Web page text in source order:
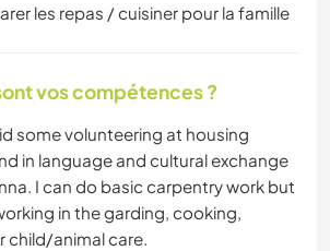
les repas / cuisiner pour la famille
vos compétences ?
some volunteering at housing
in language and cultural exchange
I can do basic carpentry work but
in the garding, cooking,
child/animal care.